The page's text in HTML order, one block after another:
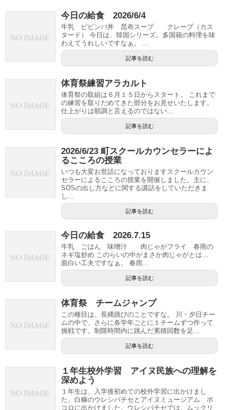
今日の給食 2026/6/4
牛乳 ビビンバ丼 昆布スープ クレープ（カス
タード） 今日は、韓国シリーズ。多国籍の料理を味
わえてうれしいですなぁ。 ...
記事を読む
体育祭練習アラカルト
体育祭の取組は６月１５日からスタート。 これまで
の練習を取りだめてきた部分をお見せいたします。
仕上がりは順調と言えるのではない...
記事を読む
2026/6/23 町スクールカウンセラーによ
るこころの授業
いつも大変お世話になっておりますスクールカウン
セラーによるこころの授業を開催しました。主に、
SОSの出し方などに関する講話をしていただきま
し...
記事を読む
今日の給食 2026.7.15
牛乳 ごはん 味噌汁 肉じゃがフライ 春雨の
ネギ塩炒め このらいの中がまさか肉じゃがとは…
面白い工夫ですなぁ。 春雨...
記事を読む
体育祭 チームジャンプ
この種目は、長縄跳びのことですな。 川・夕日チー
ムの中で、さらに各学年ごとに１チームずつ作って
挑戦です。制限時間内に跳んだ累積回数を足...
記事を読む
１年生校外学習 アイヌ民族への理解を
深めよう
１年生は、入学後初めての校外学習に出かけまし
た。白糠のウレシパチセとアイヌミュージアム ポ
コロに出かけました。ウレシパチセでは、ムックリ